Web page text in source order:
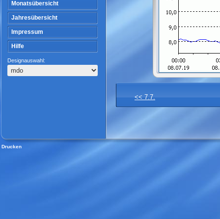
<< 7.7.
Monatsübersicht
Jahresübersicht
Impressum
Hilfe
Designauswahl:
Drucken